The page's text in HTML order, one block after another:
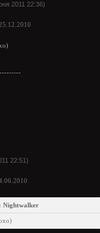
2011 22:36)
22:51)
Nightwalker